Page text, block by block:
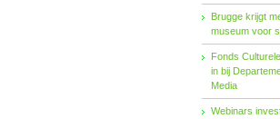
Brugge krijgt
museum voor
Fonds
in bij
Me­dia
Webinars